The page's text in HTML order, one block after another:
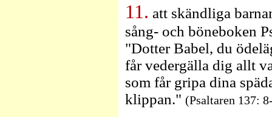
11. att skändliga
sång- och böneboken
"Dotter Babel, du
får vedergälla dig allt
som får gripa dina
klippan." (Psaltaren 137: